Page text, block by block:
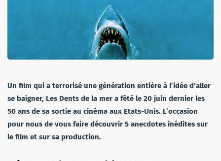
Un film qui a terrorisé une génération entière à l’idée d’aller
se baigner, Les Dents de la mer a fêté le 20 juin dernier les
50 ans de sa sortie au cinéma aux Etats-Unis. L’occasion
pour nous de vous faire découvrir 5 anecdotes inédites sur
le film et sur sa production.